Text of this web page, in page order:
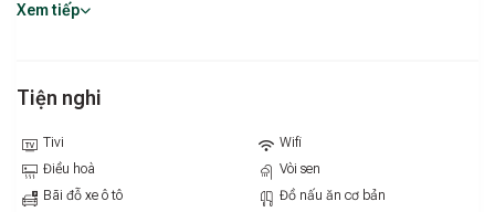
cúng. Đây là lựa chọn phù hợp cho gia đình hoặc nhóm bạn
muốn tận hưởng kỳ nghỉ nhẹ nhàng, tiện nghi bên biển Phan
Thiết.
Xem tiếp
Tiện nghi
Tivi
Wifi
Điều hoà
Vòi sen
Bãi đỗ xe ô tô
Đồ nấu ăn cơ bản